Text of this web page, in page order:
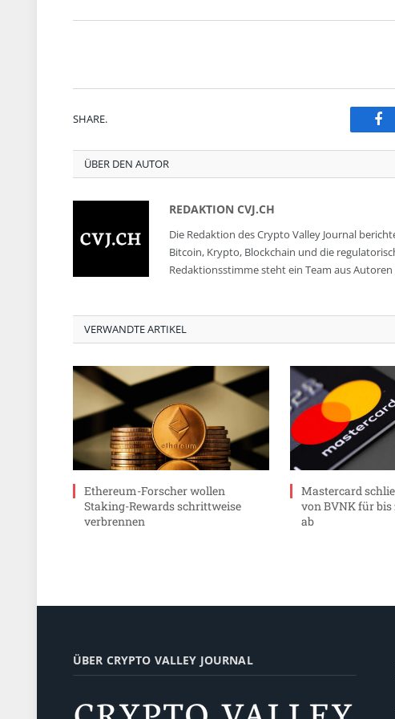
SHARE.
ÜBER DEN AUTOR
REDAKTION CVJ.CH
Die Redaktion des Crypto Valley Journal
Bitcoin, Krypto, Blockchain und die
Redaktionsstimme steht ein Team aus
VERWANDTE ARTIKEL
Ethereum-Forscher wollen
Staking-Rewards schrittweise
verbrennen
Mastercard
von BVNK für bis
ab
ÜBER CRYPTO VALLEY JOURNAL